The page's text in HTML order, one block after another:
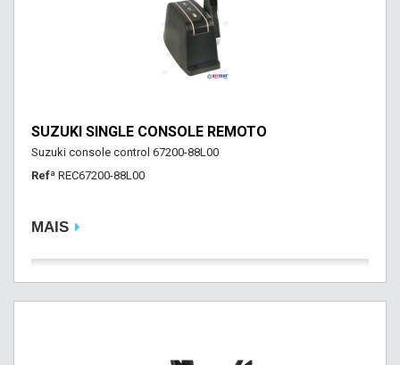
SUZUKI SINGLE CONSOLE REMOTO
Suzuki console control 67200-88L00
Refª REC67200-88L00
MAIS